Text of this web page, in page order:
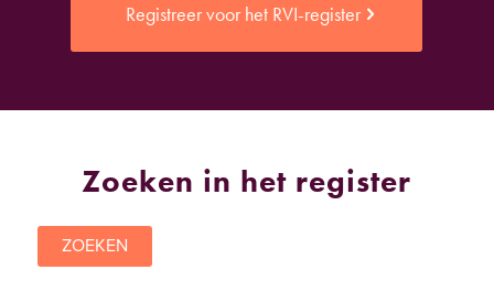
Registreer voor het RVI-register
Zoeken in het register
ZOEKEN